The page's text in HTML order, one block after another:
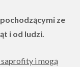
ze
i od ludzi.
i mogą